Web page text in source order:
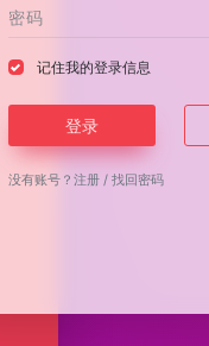
记住我的登录信息
登录
没有账号？注册 /找回密码